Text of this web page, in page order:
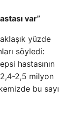
var”
yüzde
söyledi:
hastasının
2,5 milyon
bu sayı